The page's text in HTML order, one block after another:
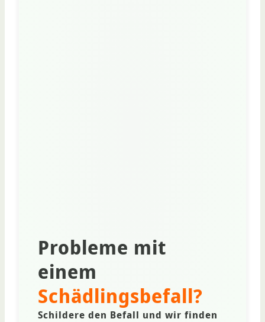
Probleme mit
einem
Schädlingsbefall?
Schildere den Befall und wir finden